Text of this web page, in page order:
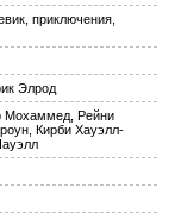
приключения,
Элрод
Мохаммед, Рейни
Кирби Хауэлл-